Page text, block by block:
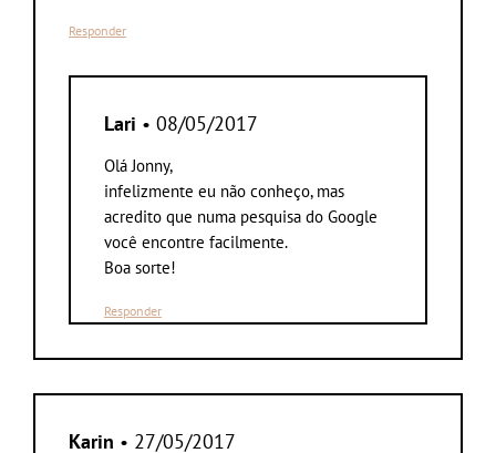
Responder
Lari • 08/05/2017
Olá Jonny,
infelizmente eu não conheço, mas
acredito que numa pesquisa do Google
você encontre facilmente.
Boa sorte!
Responder
Karin • 27/05/2017